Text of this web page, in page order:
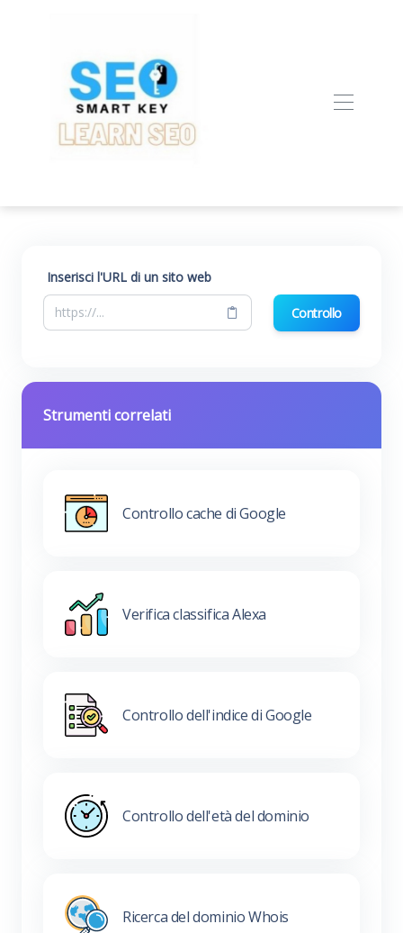
Inserisci l'URL di un sito web
Controllo
Strumenti correlati
Controllo cache di Google
Verifica classifica Alexa
Controllo dell'indice di Google
Controllo dell'età del dominio
Ricerca del dominio Whois